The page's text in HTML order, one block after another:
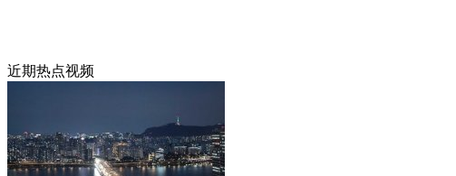
近期热点视频